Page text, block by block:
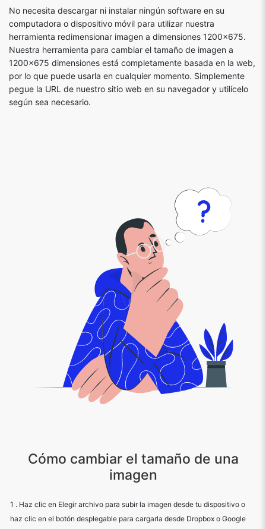
No necesita descargar ni instalar ningún software en su
computadora o dispositivo móvil para utilizar nuestra
herramienta redimensionar imagen a dimensiones 1200x675.
Nuestra herramienta para cambiar el tamaño de imagen a
1200x675 dimensiones está completamente basada en la web,
por lo que puede usarla en cualquier momento. Simplemente
pegue la URL de nuestro sitio web en su navegador y utilícelo
según sea necesario.
Cómo cambiar el tamaño de una
imagen
1 . Haz clic en Elegir archivo para subir la imagen desde tu dispositivo o
haz clic en el botón desplegable para cargarla desde Dropbox o Google